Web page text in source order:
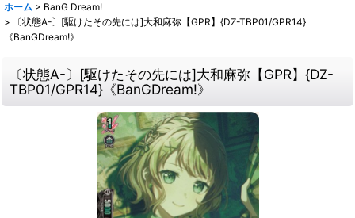
ホーム > BanG Dream!
>
〔状態A-〕[駆けたその先には]大和麻弥【GPR】{DZ-TBP01/GPR14}
《BanGDream!》
〔状態A-〕[駆けたその先には]大和麻弥【GPR】{DZ-
TBP01/GPR14}《BanGDream!》